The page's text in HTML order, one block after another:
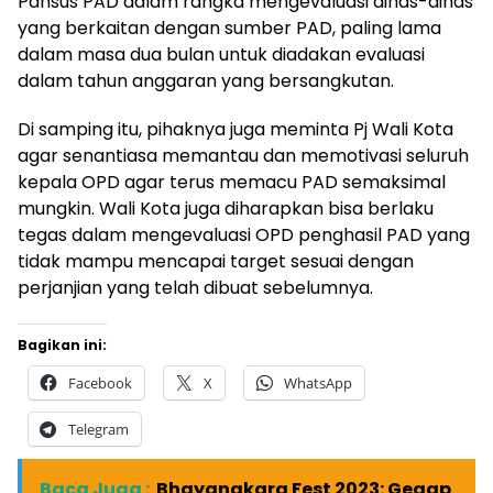
yang berkaitan dengan sumber PAD, paling lama
dalam masa dua bulan untuk diadakan evaluasi
dalam tahun anggaran yang bersangkutan.
Di samping itu, pihaknya juga meminta Pj Wali Kota
agar senantiasa memantau dan memotivasi seluruh
kepala OPD agar terus memacu PAD semaksimal
mungkin. Wali Kota juga diharapkan bisa berlaku
tegas dalam mengevaluasi OPD penghasil PAD yang
tidak mampu mencapai target sesuai dengan
perjanjian yang telah dibuat sebelumnya.
Bagikan ini:
Facebook X WhatsApp
Telegram